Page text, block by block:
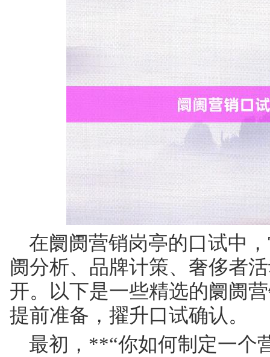
在阛阓营销岗亭的口试中
阓分析、品牌计策、奢侈者
开。以下是一些精选的阛阓
提前准备，擢升口试确认。
最初，**“你如何制定一个